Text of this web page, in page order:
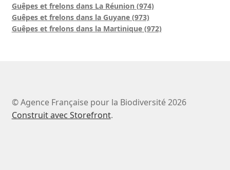
Guêpes et frelons dans La Réunion (974)
Guêpes et frelons dans la Guyane (973)
Guêpes et frelons dans la Martinique (972)
© Agence Française pour la Biodiversité 2026
Construit avec Storefront.